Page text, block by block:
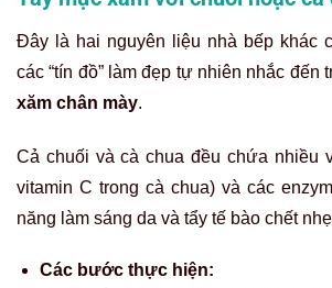
Giấm táo là một loại axit hữu cơ nhẹ,
trong các mẹo làm đẹp da. Tương
loại bỏ lớp da sừng hóa trên bề mặt và
dần màu mực bên dưới.
Chuẩn bị:Pha loãng giấm táo với